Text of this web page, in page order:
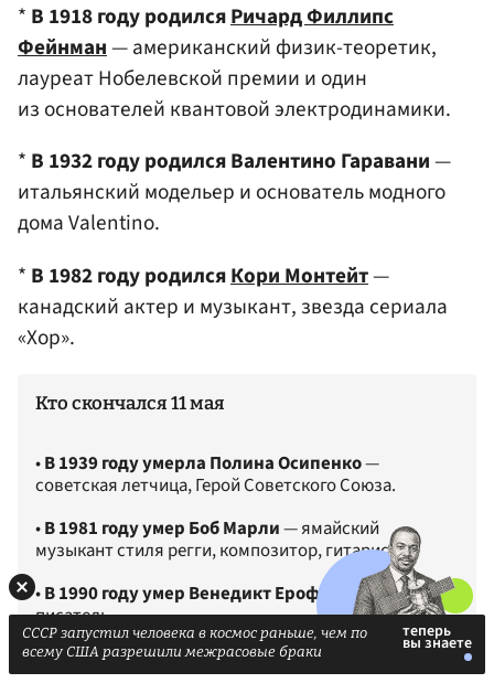
* В 1918 году родилсяРичард Филлипс
Фейнман— американский физик-теоретик,
лауреат Нобелевской премии и один
из основателей квантовой электродинамики.
* В 1932 году родился Валентино Гаравани—
итальянский модельер и основатель модного
дома Valentino.
* В 1982 году родилсяКори Монтейт—
канадский актер и музыкант, звезда сериала
«Хор».
Кто скончался 11 мая
•В 1939 году умерла Полина Осипенко—
советская летчица, Герой Советского Союза.
•В 1981 году умер Боб Марли— ямайский
музыкант стиля регги, композитор, гитарист.
•В 1990 году умер Венедикт Ерофеев
— советский
писатель.
СССР запустил человека в космос раньше, чем по
всему США разрешили межрасовые браки